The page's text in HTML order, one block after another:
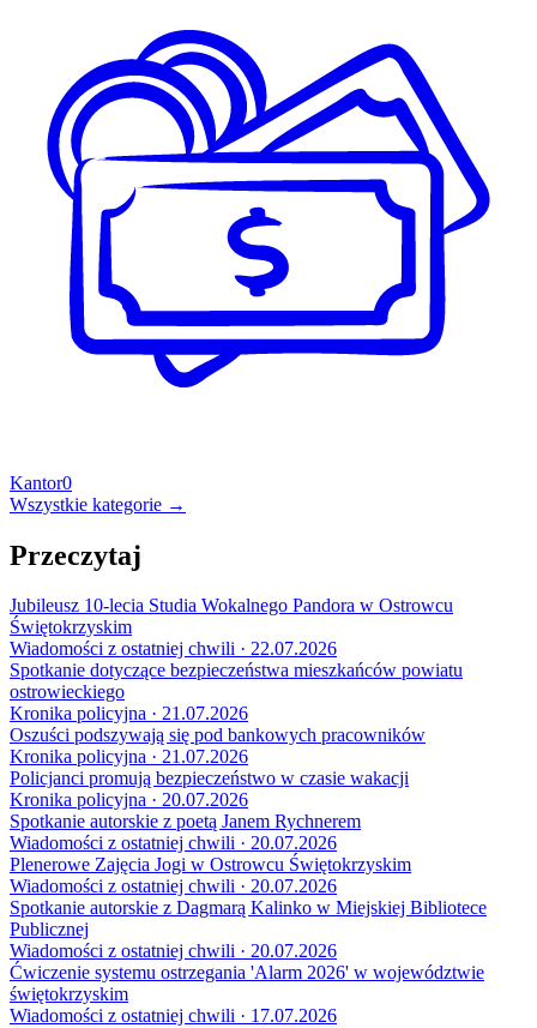
Kantor0
Wszystkie kategorie →
Przeczytaj
Jubileusz 10-lecia Studia Wokalnego Pandora w Ostrowcu
Świętokrzyskim
Wiadomości z ostatniej chwili · 22.07.2026
Spotkanie dotyczące bezpieczeństwa mieszkańców powiatu
ostrowieckiego
Kronika policyjna · 21.07.2026
Oszuści podszywają się pod bankowych pracowników
Kronika policyjna · 21.07.2026
Policjanci promują bezpieczeństwo w czasie wakacji
Kronika policyjna · 20.07.2026
Spotkanie autorskie z poetą Janem Rychnerem
Wiadomości z ostatniej chwili · 20.07.2026
Plenerowe Zajęcia Jogi w Ostrowcu Świętokrzyskim
Wiadomości z ostatniej chwili · 20.07.2026
Spotkanie autorskie z Dagmarą Kalinko w Miejskiej Bibliotece
Publicznej
Wiadomości z ostatniej chwili · 20.07.2026
Ćwiczenie systemu ostrzegania 'Alarm 2026' w województwie
świętokrzyskim
Wiadomości z ostatniej chwili · 17.07.2026